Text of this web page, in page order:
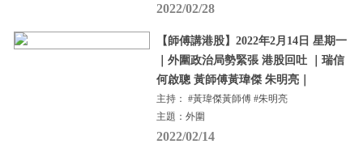
2022/02/28
【師傅講港股】2022年2月14日 星期一
｜外圍政治局勢緊張 港股回吐 ｜瑞信
何啟聰 黃師傅黃瑋傑 朱明亮｜
主持： #黃瑋傑黃師傅 #朱明亮
主題：外圍
2022/02/14